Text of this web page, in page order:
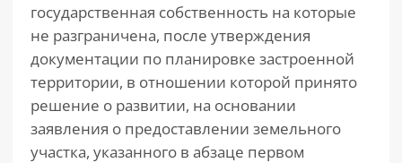
государственная собственность на которые
не разграничена, после утверждения
документации по планировке застроенной
территории, в отношении которой принято
решение о развитии, на основании
заявления о предоставлении земельного
участка, указанного в абзаце первом